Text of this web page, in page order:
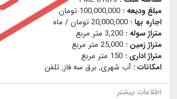
مبلغ ودیعه : 100,000,000 تومان
اجاره بها : 20,000,000 تومان / ماه
متراژ سوله : 3,200 متر مربع
متراژ زمین : 25,000 متر مربع
متراژ اداری : 150 متر مربع
امکانات :آب شهری, برق سه فاز, تلفن
اطلاعات بیشتر